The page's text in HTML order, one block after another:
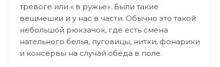
тревоге или « в ружье». Были такие
вещмешки и у нас в части. Обычно это такой
небольшой рюкзачок, где есть смена
нательного белья, пуговицы, нитки, фонарики
и консервы на случай обеда в поле.